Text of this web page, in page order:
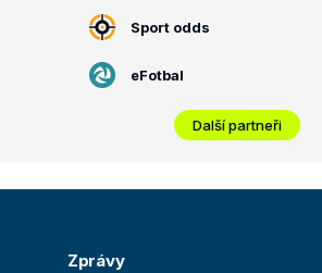
Sport odds
eFotbal
Další partneři
Zprávy